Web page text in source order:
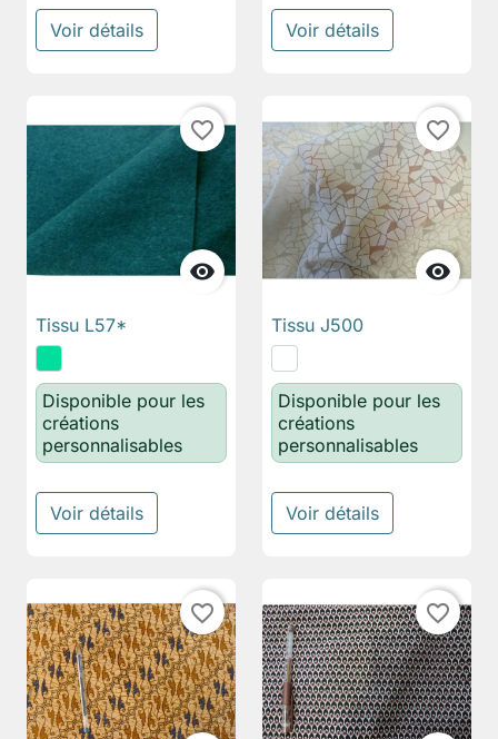
Voir détails Voir détails

favorite_border
Tissu L57*
Disponible pour les
créations
personnalisables
Voir détails

favorite_border
Tissu J500
Disponible pour les
créations
personnalisables
Voir détails
favorite_border favorite_border